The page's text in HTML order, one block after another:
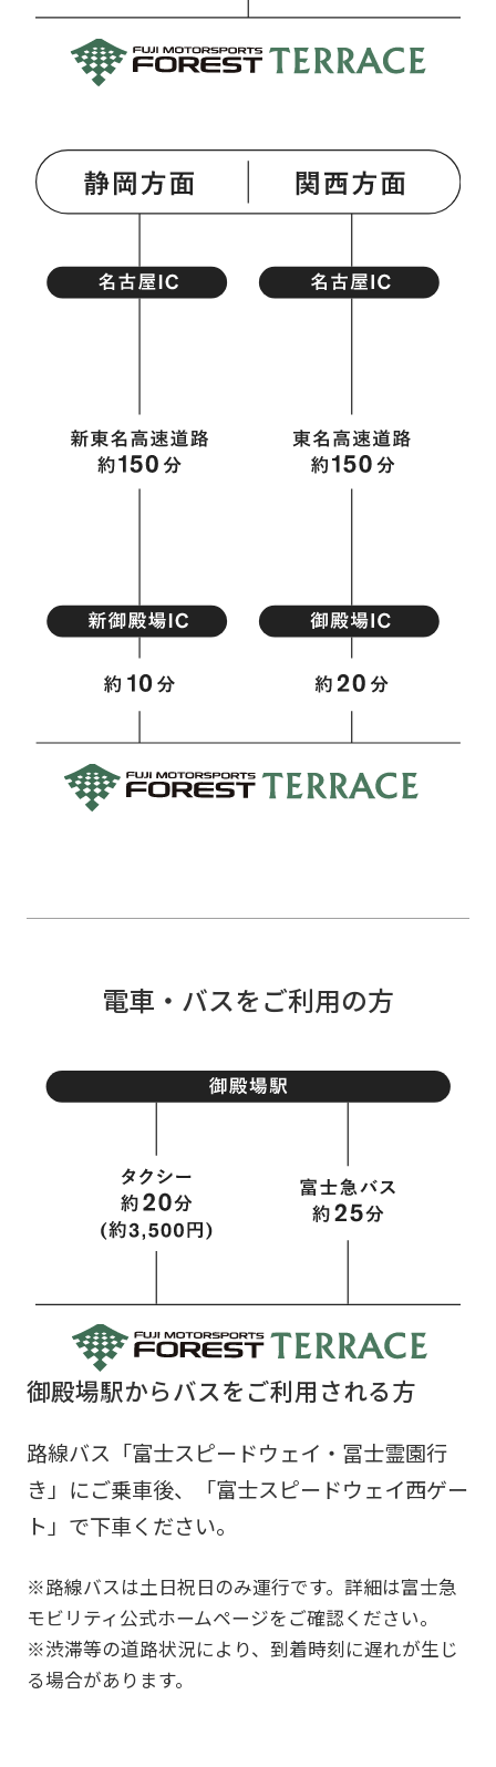
電車・バスをご利用の方
御殿場駅からバスをご利用される方
路線バス「富士スピードウェイ・冨士霊園行
き」にご乗車後、「富士スピードウェイ西ゲー
ト」で下車ください。
※路線バスは土日祝日のみ運行です。詳細は富士急
モビリティ公式ホームページをご確認ください。
※渋滞等の道路状況により、到着時刻に遅れが生じ
る場合があります。